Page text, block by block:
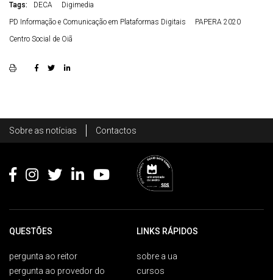
Tags: DECA
Digimedia
PD Informação e Comunicação em Plataformas Digitais
PAPERA 2020
Centro Social de Oiã
Footer
Sobre as notícias Contactos
QUESTÕES
pergunta ao reitor
pergunta ao provedor do
LINKS RÁPIDOS
sobre a ua
cursos